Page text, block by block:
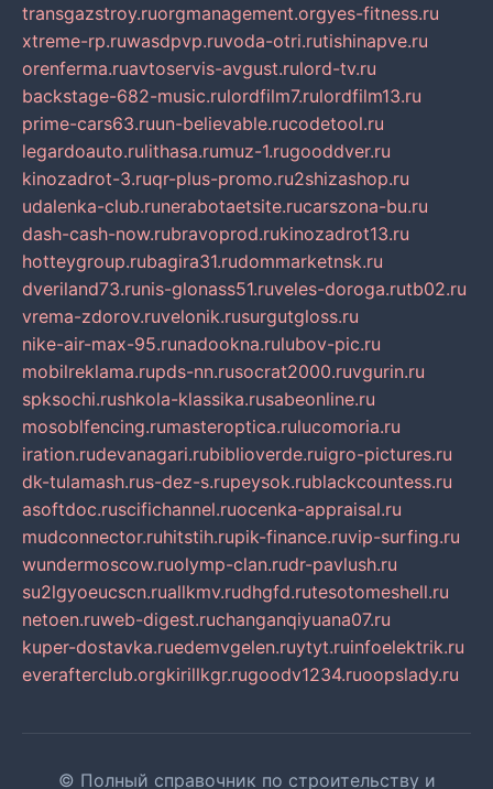
transgazstroy.ruorgmanagement.orgyes-fitness.ru
xtreme-rp.ruwasdpvp.ruvoda-otri.rutishinapve.ru
orenferma.ruavtoservis-avgust.rulord-tv.ru
backstage-682-music.rulordfilm7.rulordfilm13.ru
prime-cars63.ruun-believable.rucodetool.ru
legardoauto.rulithasa.rumuz-1.rugooddver.ru
kinozadrot-3.ruqr-plus-promo.ru2shizashop.ru
udalenka-club.runerabotaetsite.rucarszona-bu.ru
dash-cash-now.rubravoprod.rukinozadrot13.ru
hotteygroup.rubagira31.rudommarketnsk.ru
dveriland73.runis-glonass51.ruveles-doroga.rutb02.ru
vrema-zdorov.ruvelonik.rusurgutgloss.ru
nike-air-max-95.runadookna.rulubov-pic.ru
mobilreklama.rupds-nn.rusocrat2000.ruvgurin.ru
spksochi.rushkola-klassika.rusabeonline.ru
mosoblfencing.rumasteroptica.rulucomoria.ru
iration.rudevanagari.rubiblioverde.ruigro-pictures.ru
dk-tulamash.rus-dez-s.rupeysok.rublackcountess.ru
asoftdoc.ruscifichannel.ruocenka-appraisal.ru
mudconnector.ruhitstih.rupik-finance.ruvip-surfing.ru
wundermoscow.ruolymp-clan.rudr-pavlush.ru
su2lgyoeucscn.ruallkmv.rudhgfd.rutesotomeshell.ru
netoen.ruweb-digest.ruchanganqiyuana07.ru
kuper-dostavka.ruedemvgelen.ruytyt.ruinfoelektrik.ru
everafterclub.orgkirillkgr.rugoodv1234.ruoopslady.ru
© Полный справочник по строительству и